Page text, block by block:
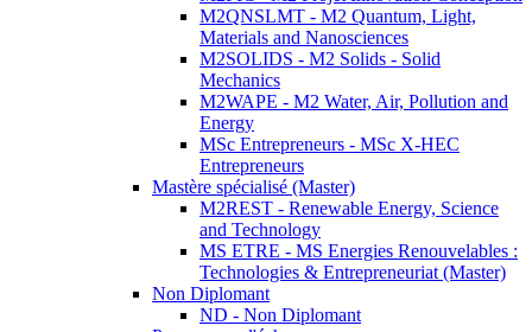
M2QNSLMT - M2 Quantum, Light,
Materials and Nanosciences
M2SOLIDS - M2 Solids - Solid
Mechanics
M2WAPE - M2 Water, Air, Pollution and
Energy
MSc Entrepreneurs - MSc X-HEC
Entrepreneurs
Mastère spécialisé (Master)
M2REST - Renewable Energy, Science
and Technology
MS ETRE - MS Energies Renouvelables :
Technologies & Entrepreneuriat (Master)
Non Diplomant
ND - Non Diplomant